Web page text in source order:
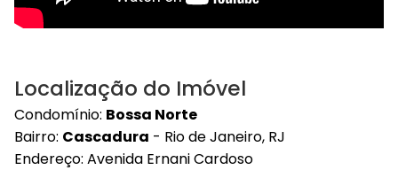
Localização do Imóvel
Condomínio: Bossa Norte
Bairro: Cascadura - Rio de Janeiro, RJ
Endereço: Avenida Ernani Cardoso